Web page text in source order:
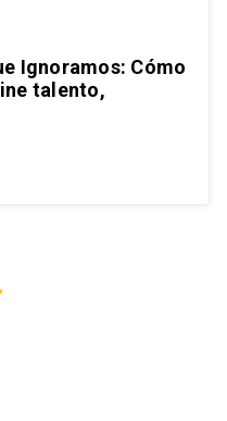
Ignoramos: Cómo
talento,